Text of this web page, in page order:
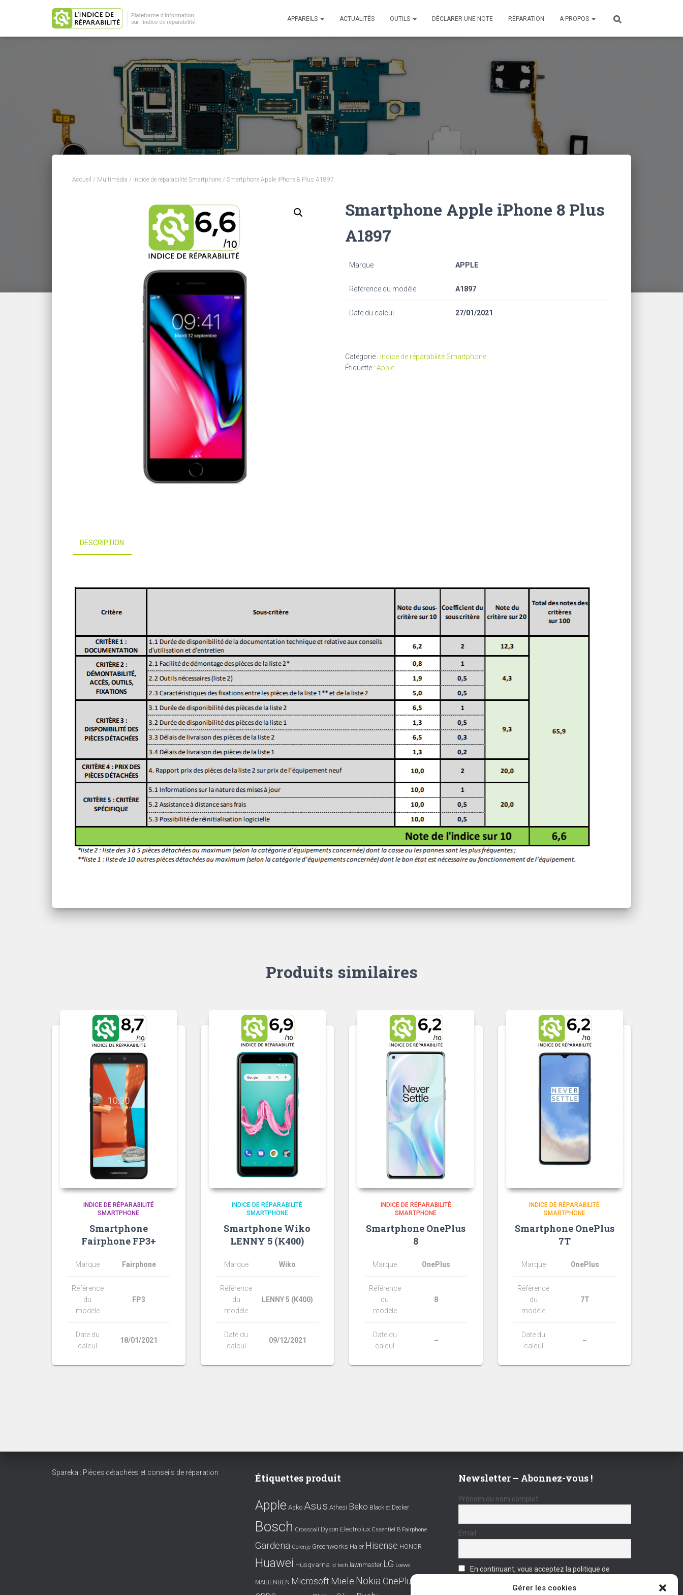
Gérer les cookies
APPAREILS ACTUALITÉS OUTILS DÉCLARER UNE NOTE RÉPARATION A PROPOS
Accueil / Multimédia / Indice de réparabilité Smartphone / Smartphone Apple iPhone 8 Plus A1897
Smartphone Apple iPhone 8 Plus
A1897
Marque APPLE
Référence du modèle A1897
Date du calcul 27/01/2021
Catégorie : Indice de réparabilité Smartphone
Étiquette : Apple
DESCRIPTION
Produits similaires
INDICE DE RÉPARABILITÉ
SMARTPHONE
Smartphone
Fairphone FP3+
Marque Fairphone
Référence
du
modèle
FP3
Date du
calcul
18/01/2021
INDICE DE RÉPARABILITÉ
SMARTPHONE
Smartphone Wiko
LENNY 5 (K400)
Marque Wiko
Référence
du
modèle
LENNY 5 (K400)
Date du
calcul
09/12/2021
INDICE DE RÉPARABILITÉ
SMARTPHONE
Smartphone OnePlus
8
Marque OnePlus
Référence
du
modèle
8
Date du
calcul
–
INDICE DE RÉPARABILITÉ
SMARTPHONE
Smartphone OnePlus
7T
Marque OnePlus
Référence
du
modèle
7T
Date du
calcul
–
Spareka : Pièces détachées et conseils de réparation Étiquettes produit
Apple Asko Asus Athesi Beko Black et Decker
Bosch Crosscall Dyson Electrolux Essentiel B Fairphone
Gardena Gorenje Greenworks Haier Hisense HONOR
Huawei Husqvarna id tech lawnmaster LG Loewe
MAIBENBEN Microsoft Miele Nokia OnePlus
Newsletter – Abonnez-vous !
Prénom ou nom complet
Email
En continuant, vous acceptez la politique de